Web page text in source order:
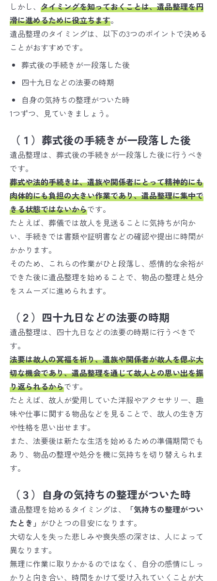
しかし、 タイミングを知っておくことは、遺品整理を円
滑に進めるために役立ちます。
遺品整理のタイミングは、以下の3つのポイントで決める
ことがおすすめです。
葬式後の手続きが一段落した後
四十九日などの法要の時期
自身の気持ちの整理がついた時
1つずつ、見ていきましょう。
（１）葬式後の手続きが一段落した後
遺品整理は、葬式後の手続きが一段落した後に行うべき
です。
葬式や法的手続きは、遺族や関係者にとって精神的にも
肉体的にも負担の大きい作業であり、遺品整理に集中で
きる状態ではないからです。
たとえば、葬儀では故人を見送ることに気持ちが向か
い、手続きでは書類や証明書などの確認や提出に時間が
かかります。
そのため、これらの作業がひと段落し、感情的な余裕が
できた後に遺品整理を始めることで、物品の整理と処分
をスムーズに進められます。
（２）四十九日などの法要の時期
遺品整理は、四十九日などの法要の時期に行うべきで
す。
法要は故人の冥福を祈り、遺族や関係者が故人を偲ぶ大
切な機会であり、遺品整理を通じて故人との思い出を振
り返られるからです。
たとえば、故人が愛用していた洋服やアクセサリー、趣
味や仕事に関する物品などを見ることで、故人の生き方
や性格を思い出せます。
また、法要後は新たな生活を始めるための準備期間でも
あり、物品の整理や処分を機に気持ちを切り替えられま
す。
（３）自身の気持ちの整理がついた時
遺品整理を始めるタイミングは、
「気持ちの整理がつい
たとき」 がひとつの目安になります。
大切な人を失った悲しみや喪失感の深さは、人によって
異なります。
無理に作業に取りかかるのではなく、自分の感情にしっ
かりと向き合い、時間をかけて受け入れていくことが大